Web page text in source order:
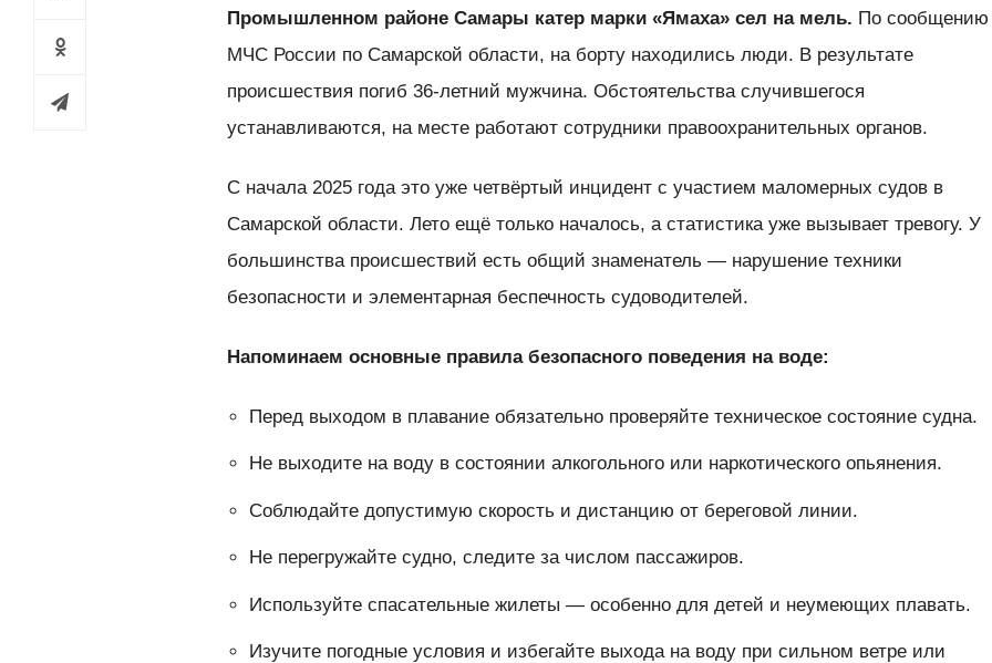
Промышленном районе Самары катер марки «Ямаха» сел на мель. По сообщению
МЧС России по Самарской области, на борту находились люди. В результате
происшествия погиб 36-летний мужчина. Обстоятельства случившегося
устанавливаются, на месте работают сотрудники правоохранительных органов.
С начала 2025 года это уже четвёртый инцидент с участием маломерных судов в
Самарской области. Лето ещё только началось, а статистика уже вызывает тревогу. У
большинства происшествий есть общий знаменатель — нарушение техники
безопасности и элементарная беспечность судоводителей.
Напоминаем основные правила безопасного поведения на воде:
Перед выходом в плавание обязательно проверяйте техническое состояние судна.
Не выходите на воду в состоянии алкогольного или наркотического опьянения.
Соблюдайте допустимую скорость и дистанцию от береговой линии.
Не перегружайте судно, следите за числом пассажиров.
Используйте спасательные жилеты — особенно для детей и неумеющих плавать.
Изучите погодные условия и избегайте выхода на воду при сильном ветре или